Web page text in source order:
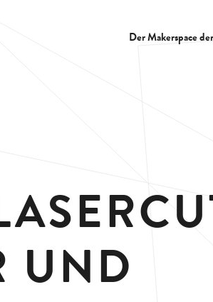
Der Makerspace
UND